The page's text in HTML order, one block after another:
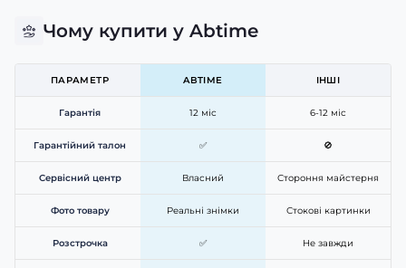
Чому купити у Abtime
ПАРАМЕТР ABTIME ІНШІ
Гарантія 12 міс 6-12 міс
Гарантійний талон ✅ 🚫
Сервісний центр Власний Стороння майстерня
Фото товару Реальні знімки Стокові картинки
Розстрочка ✅ Не завжди